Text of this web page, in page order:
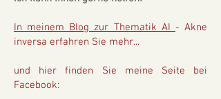
In meinem Blog zur Thematik AI - Akne
inversa erfahren Sie mehr...
und hier finden Sie meine Seite bei
Facebook: